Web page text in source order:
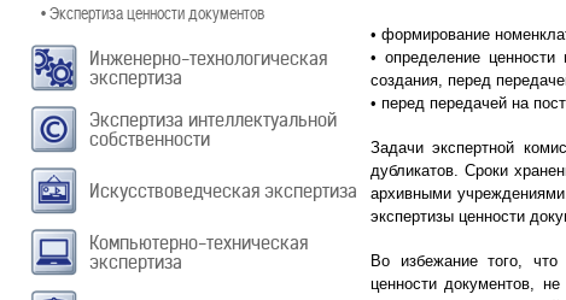
• Экспертиза ценности документов
Инженерно-технологическая
экспертиза
Экспертиза интеллектуальной
собственности
Искусствоведческая экспертиза
Компьютерно-техническая
экспертиза
• формирование
• определение
создания, перед
• перед передачей на
Задачи экспертной
дубликатов. Сроки
архивными
экспертизы ценности
Во избежание того, что
ценности документов,